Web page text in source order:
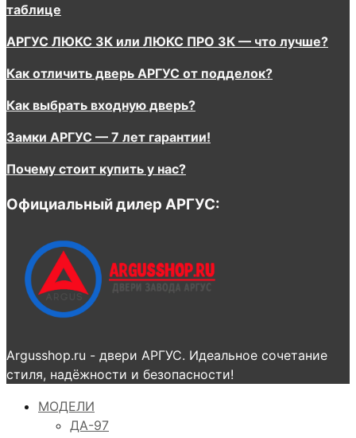
таблице
АРГУС ЛЮКС 3К или ЛЮКС ПРО 3К — что лучше?
Как отличить дверь АРГУС от подделок?
Как выбрать входную дверь?
Замки АРГУС — 7 лет гарантии!
Почему стоит купить у нас?
Официальный дилер АРГУС:
Argusshop.ru - двери АРГУС. Идеальное сочетание
стиля, надёжности и безопасности!
МОДЕЛИ
ДА-97